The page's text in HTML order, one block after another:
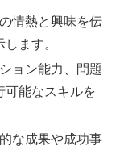
情熱と興味を伝
ます。
ョン能力、問題
可能なスキルを
な成果や成功事